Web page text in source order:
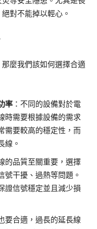
對不能掉以輕心。
麼我們該如何選擇合適
率 ：不同的設備對於電
時需要根據設備的需求
需要較高的穩定性，而
線。
的品質至關重要，選擇
號干擾、過熱等問題。
證信號穩定並且減少損
要合適，過長的延長線